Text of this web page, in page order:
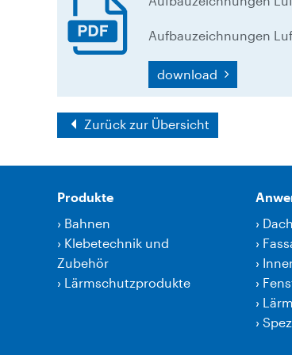
Aufbauzeichnungen
download
Zurück zur Übersicht
Produkte
› Bahnen
› Klebetechnik und
Zubehör
› Lärmschutzprodukte
› Dach
›
›
›
›
›